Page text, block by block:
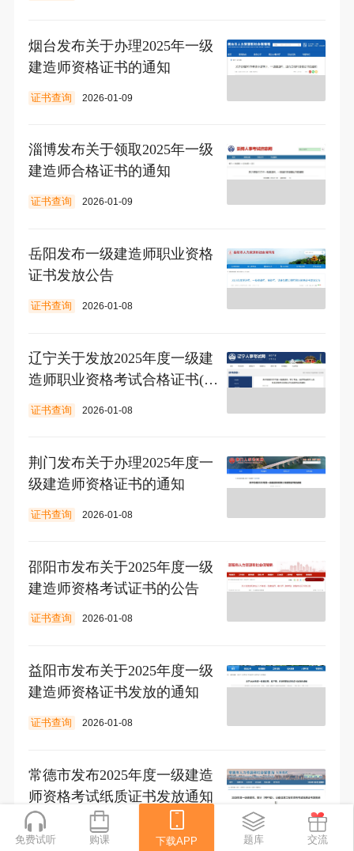
烟台发布关于办理2025年一级
建造师资格证书的通知
证书查询 2026-01-09
淄博发布关于领取2025年一级
建造师合格证书的通知
证书查询 2026-01-09
岳阳发布一级建造师职业资格
证书发放公告
证书查询 2026-01-08
辽宁关于发放2025年度一级建
造师职业资格考试合格证书(省
直考区)的通知
证书查询 2026-01-08
荆门发布关于办理2025年度一
级建造师资格证书的通知
证书查询 2026-01-08
邵阳市发布关于2025年度一级
建造师资格考试证书的公告
证书查询 2026-01-08
益阳市发布关于2025年度一级
建造师资格证书发放的通知
证书查询 2026-01-08
常德市发布2025年度一级建造
师资格考试纸质证书发放通知
证书查询 2026-01-08
下载APP
免费试听 购课 下载APP 题库 交流